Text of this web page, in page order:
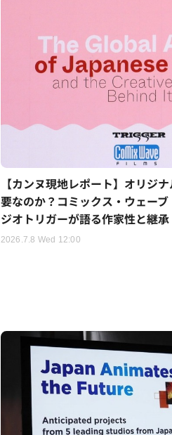
【カンヌ現地レポート】オリジ
要なのか？コミックス・ウェー
ジオトリガーが語る作家性と継承
2026.7.8 Wed 12:00